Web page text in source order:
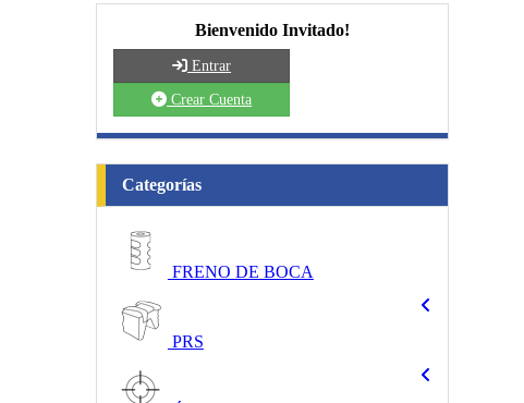
Bienvenido Invitado!
Entrar
Crear Cuenta
Categorías
FRENO DE BOCA
PRS